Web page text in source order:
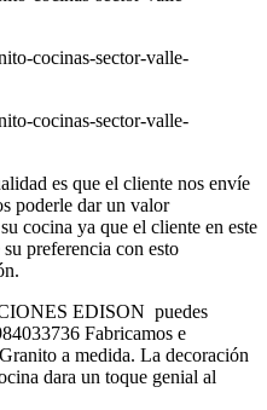
es que el cliente nos envíe
poderle dar un valor
cocina ya que el cliente en este
preferencia con esto
EDISON puedes
Fabricamos e
a medida. La decoración
dara un toque genial al